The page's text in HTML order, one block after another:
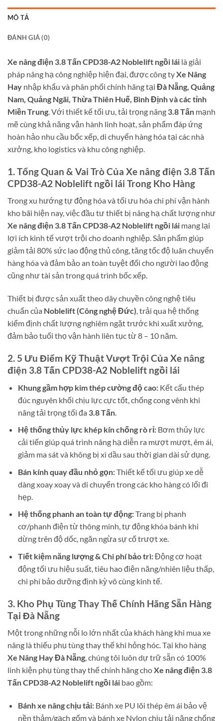
MÔ TẢ
ĐÁNH GIÁ (0)
Xe nâng điện 3.8 Tấn CPD38-A2 Noblelift ngồi lái là giải
pháp nâng hạ công nghiệp hiện đại, được công tyXe Nâng
Hay nhập khẩu và phân phối chính hãng tại Đà Nẵng, Quảng
Nam, Quảng Ngãi, Thừa Thiên Huế, Bình Định và các tỉnh
Miền Trung. Với thiết kế tối ưu, tải trọng nâng 3.8 Tấn mạnh
mẽ cùng khả năng vận hành linh hoạt, sản phẩm đáp ứng
hoàn hảo nhu cầu bốc xếp, di chuyển hàng hóa tại các nhà
xưởng, kho logistics và khu công nghiệp.
1. Tổng Quan & Vai Trò Của Xe nâng điện 3.8 Tấn
CPD38-A2 Noblelift ngồi lái Trong Kho Hàng
Trong xu hướng tự động hóa và tối ưu hóa chi phí vận hành
kho bãi hiện nay, việc đầu tư thiết bị nâng hạ chất lượng như
Xe nâng điện 3.8 Tấn CPD38-A2 Noblelift ngồi lái mang lại
lợi ích kinh tế vượt trội cho doanh nghiệp. Sản phẩm giúp
giảm tải 80% sức lao động thủ công, tăng tốc độ luân chuyển
hàng hóa và đảm bảo an toàn tuyệt đối cho người lao động
cũng như tài sản trong quá trình bốc xếp.
Thiết bị được sản xuất theo dây chuyền công nghệ tiêu
chuẩn của Noblelift (Công nghệ Đức), trải qua hệ thống
kiểm định chất lượng nghiêm ngặt trước khi xuất xưởng,
đảm bảo tuổi thọ vận hành liên tục từ 8 – 10 năm.
2. 5 Ưu Điểm Kỹ Thuật Vượt Trội Của Xe nâng
điện 3.8 Tấn CPD38-A2 Noblelift ngồi lái
Khung gầm hợp kim thép cường độ cao:Kết cấu thép
đúc nguyên khối chịu lực cực tốt, chống cong vênh khi
nâng tải trọng tối đa 3.8 Tấn.
Hệ thống thủy lực khép kín chống rò rỉ:Bơm thủy lực
cải tiến giúp quá trình nâng hạ diễn ra mượt mượt, êm ái,
giảm ma sát và không bị xì dầu sau thời gian dài sử dụng.
Bán kính quay đầu nhỏ gọn:Thiết kế tối ưu giúp xe dễ
dàng xoay xoay và di chuyển trong các kho hàng có lối đi
hẹp.
Hệ thống phanh an toàn tự động:Trang bị phanh
cơ/phanh điện từ thông minh, tự động khóa bánh khi
dừng trên độ dốc, ngăn ngừa sự cố trượt xe.
Tiết kiệm năng lượng & Chi phí bảo trì:Động cơ hoạt
động tối ưu hiệu suất, tiêu hao điện năng/nhiên liệu thấp,
chi phí bảo dưỡng định kỳ vô cùng kinh tế.
3. Kho Phụ Tùng Thay Thế Chính Hãng Sẵn Hàng
Tại Đà Nẵng
Một trong những nỗi lo lớn nhất của khách hàng khi mua xe
nâng là thiếu phụ tùng thay thế khi hỏng hóc. Tại kho hàng
Xe Nâng Hay Đà Nẵng, chúng tôi luôn dự trữ sẵn có 100%
linh kiện phụ tùng thay thế chính hãng choXe nâng điện 3.8
Tấn CPD38-A2 Noblelift ngồi lái bao gồm:
Bánh xe nâng chịu tải:Bánh xe PU lõi thép êm ái bảo vệ
nền thảm/gạch gốm và bánh xe Nylon chịu tải nặng chống